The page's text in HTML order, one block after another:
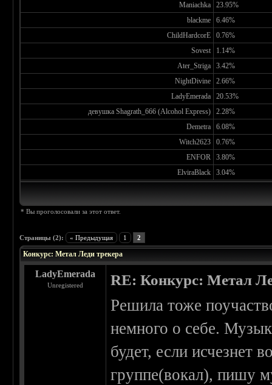
Maniachka
23.95%
blackme
6.46%
ChildHardcorE
0.76%
Sovest
1.14%
Ater_Striga
3.42%
NightDivine
2.66%
LadyEmerada
20.53%
девушка Shagrath_666 (Alcohol Express)
2.28%
Demetra
6.08%
Witch2623
0.76%
ENFOR
3.80%
ElviraBlack
3.04%
* Вы проголосовали за этот ответ.
Страницы (2): « Предыдущая 1 2
Конкурс: Метал Леди трекера
LadyEmerada
Unregistered RE: Конкурс: Метал
Решила тоже
немного о себе.
будет, если исчезнет
группе(вокал), пишу